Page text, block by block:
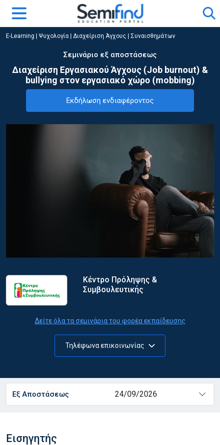
E-Learning Ψυχολογία Διαχείριση Άγχους | Συναισθημάτων
Σεμινάριο εξ αποστάσεως
Διαχείριση Εργασιακού Άγχους (Job burnout) &
bullying στον εργασιακό χώρο (mobbing)
Εκδήλωση ενδιαφέροντος
Κέντρο Πρόληψης &
Συμβουλευτικής
Δείτε όλα τα σεμινάρια του φορέα εκπαίδευσης
Τηλέφωνα επικοινωνίας
Εξ Αποστάσεως 24/09/2026
Εισηγητής